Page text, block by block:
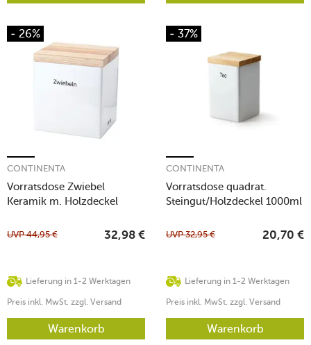
- 26%
Vorratsdose Zwiebel
Keramik m. Holzdeckel
CONTINENTA
Lieferung in 1-2 Werktagen
UVP44,95 € 32,98 €
Preis inkl. MwSt. zzgl. Versand
Warenkorb
- 37%
Vorratsdose quadrat.
Steingut/Holzdeckel 1000ml
CONTINENTA
Lieferung in 1-2 Werktagen
UVP32,95 € 20,70 €
Preis inkl. MwSt. zzgl. Versand
Warenkorb